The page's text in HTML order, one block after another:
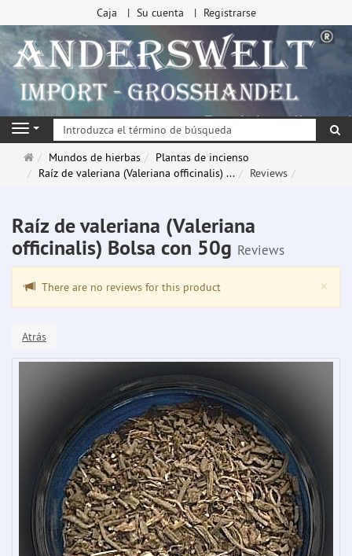
Caja Su cuenta Registrarse
Navigation
Página
de
Mundos de hierbas
Plantas de incienso
Raíz de valeriana (Valeriana officinalis) ...
Reviews
Raíz de valeriana (Valeriana
officinalis) Bolsa con 50g Reviews
×
There are no reviews for this product
Atrás